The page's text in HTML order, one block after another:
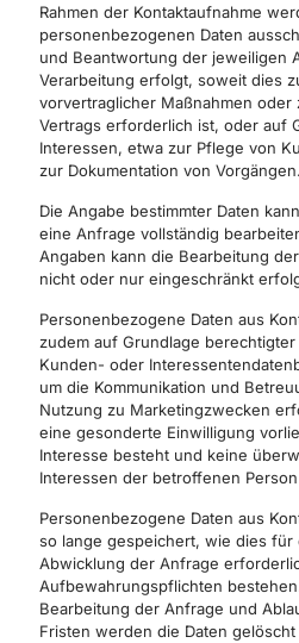
Rahmen der Kontaktaufnahme
personenbezogenen Daten
und Beantwortung der jeweiligen
Verarbeitung erfolgt, soweit dies
vorvertraglicher Maßnahmen oder
Vertrags erforderlich ist, oder auf
Interessen, etwa zur Pflege von
zur Dokumentation von Vorgängen.
Die Angabe bestimmter Daten
eine Anfrage vollständig
Angaben kann die Bearbeitung
nicht oder nur eingeschränkt
Personenbezogene Daten aus
zudem auf Grundlage
Kunden- oder
um die Kommunikation und
Nutzung zu Marketingzwecken
eine gesonderte Einwilligung
Interesse besteht und keine
Interessen der betroffenen
Personenbezogene Daten aus
so lange gespeichert, wie dies für
Abwicklung der Anfrage
Aufbewahrungspflichten
Bearbeitung der Anfrage und
Fristen werden die Daten